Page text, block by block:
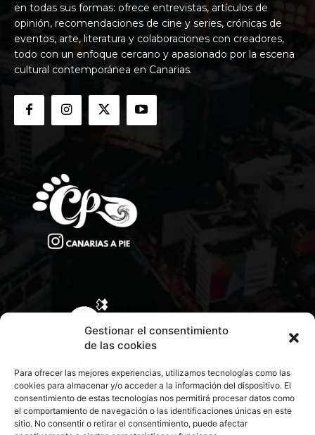
Gestionar el consentimiento
de las cookies
Para ofrecer las mejores experiencias, utilizamos tecnologías como las
cookies para almacenar y/o acceder a la información del dispositivo. El
consentimiento de estas tecnologías nos permitirá procesar datos como
el comportamiento de navegación o las identificaciones únicas en este
sitio. No consentir o retirar el consentimiento, puede afectar
en todas sus formas: ofrece entrevistas, artículos de
opinión, recomendaciones de cine y series, crónicas de
eventos, arte, literatura y colaboraciones con creadores,
todo con un enfoque cercano y apasionado por la escena
cultural contemporánea en Canarias.